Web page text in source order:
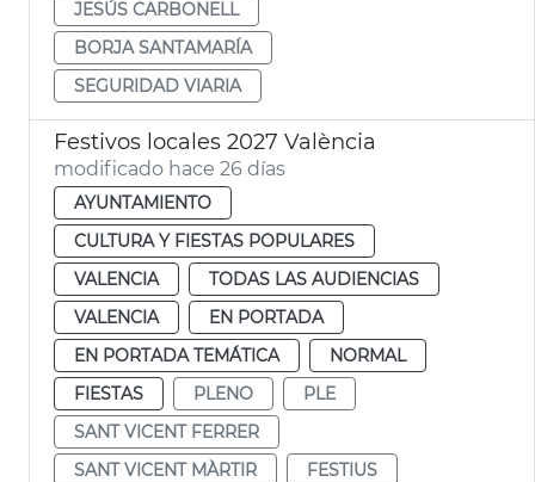
JESÚS CARBONELL
BORJA SANTAMARÍA
SEGURIDAD VIARIA
Festivos locales 2027 València
modificado hace 26 días
AYUNTAMIENTO
CULTURA Y FIESTAS POPULARES
VALENCIA
TODAS LAS AUDIENCIAS
VALENCIA
EN PORTADA
EN PORTADA TEMÁTICA
NORMAL
FIESTAS
PLENO
PLE
SANT VICENT FERRER
SANT VICENT MÀRTIR
FESTIUS